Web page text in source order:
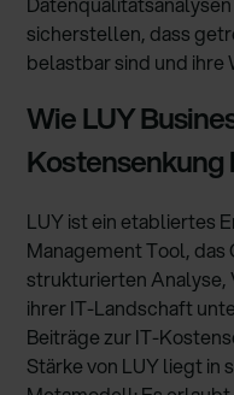
sicherstellen, dass
belastbar sind und ihre
Wie LUY
LUY ist ein etabliertes
Management Tool, das
strukturierten Analyse,
ihrer IT-Landschaft
Beiträge zur IT-
Stärke von LUY liegt in